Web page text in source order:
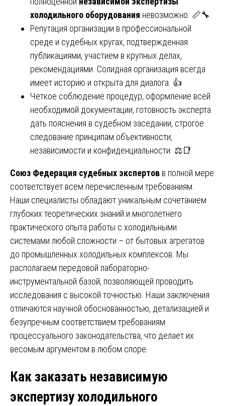
холодильного оборудования невозможно. 📏🔧
Репутация организации в профессиональной
среде и судебных кругах, подтвержденная
публикациями, участием в крупных делах,
рекомендациями. Солидная организация всегда
имеет историю и открыта для диалога. 👍
Четкое соблюдение процедур, оформление всей
необходимой документации, готовность эксперта
дать пояснения в судебном заседании, строгое
следование принципам объективности,
независимости и конфиденциальности. ⚖️📑
Союз Федерация судебных экспертов в полной мере
соответствует всем перечисленным требованиям.
Наши специалисты обладают уникальным сочетанием
глубоких теоретических знаний и многолетнего
практического опыта работы с холодильными
системами любой сложности – от бытовых агрегатов
до промышленных холодильных комплексов. Мы
располагаем передовой лабораторно-
инструментальной базой, позволяющей проводить
исследования с высокой точностью. Наши заключения
отличаются научной обоснованностью, детализацией и
безупречным соответствием требованиям
процессуального законодательства, что делает их
весомым аргументом в любом споре.
Как заказать независимую
экспертизу холодильного